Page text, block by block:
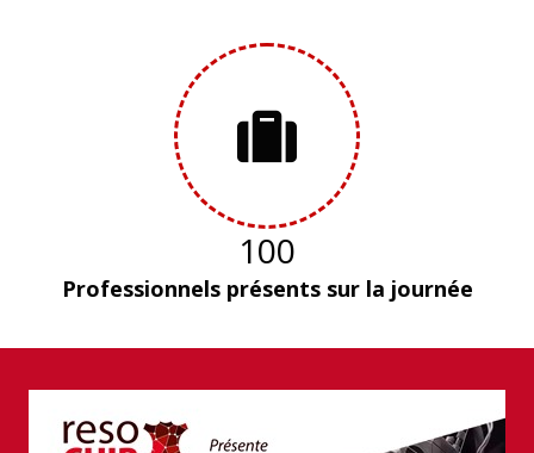
100
Professionnels présents sur la journée